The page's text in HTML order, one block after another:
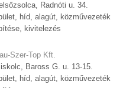
Radnóti u. 34.
híd, alagút, közművezeték
kivitelezés
Szer-Top Kft.
Baross G. u. 13-15.
híd, alagút, közművezeték